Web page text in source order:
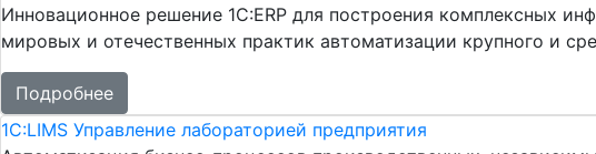
Инновационное решение 1С:ERP для построения комплексных
мировых и отечественных практик автоматизации крупного и
Подробнее
1С:LIMS Управление лабораторией предприятия